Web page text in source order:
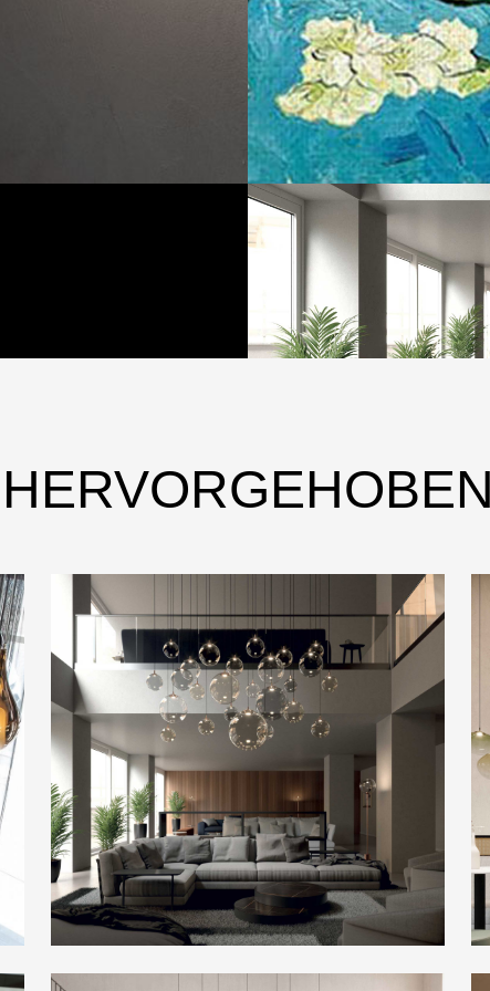
Design: Pietro Tucci